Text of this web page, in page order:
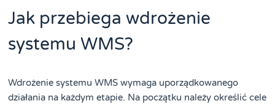
Jak przebiega wdrożenie
systemu WMS?
Wdrożenie systemu WMS wymaga uporządkowanego
działania na każdym etapie. Na początku należy określić cele